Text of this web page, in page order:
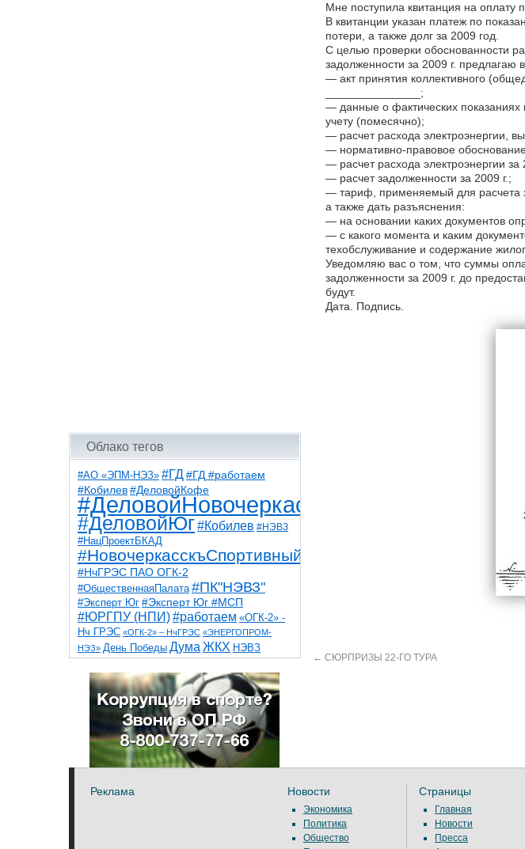
Облако тегов
#АО «ЭПМ-НЭЗ» #ГД #ГД #работаем
#Кобилев #ДеловойКофе
#ДеловойНовочеркасск
#ДеловойЮг#Кобилев #НЭВЗ
#НацПроектБКАД
#НовочеркасскъСпортивный
#НчГРЭС ПАО ОГК-2
#ОбщественнаяПалата #ПК"НЭВЗ"
#Эксперт Юг #Эксперт Юг #МСП
#ЮРГПУ (НПИ)#работаем «ОГК-2» -
Нч ГРЭС «ОГК-2» – НчГРЭС «ЭНЕРГОПРОМ-
НЭЗ» День Победы Дума ЖКХ НЭВЗ
НчГРЭС ТНТ
благоустройствоветераны выборы
детидороги казаки коррупция космос
общественная палата парк пожар роща
спорт театр транспорт художники
Мне поступила квитанция на оплату
В квитанции указан платеж по
потери, а также долг за 2009 год.
С целью проверки обоснованности
задолженности за 2009 г. предлагаю
— акт принятия коллективного
_______________;
— данные о фактических показаниях
учету (помесячно);
— расчет расхода электроэнергии,
— нормативно-правовое
— расчет расхода электроэнергии за
— расчет задолженности за 2009 г.;
— тариф, применяемый для расчета
а также дать разъяснения:
— на основании каких документов
— с какого момента и каким
техобслуживание и содержание
Уведомляю вас о том, что суммы
задолженности за 2009 г. до
будут.
Дата. Подпись.
← СЮРПРИЗЫ 22-ГО ТУРА
Реклама Новости
Экономика
Политика
Общество
Страницы
Главная
Новости
Пресса